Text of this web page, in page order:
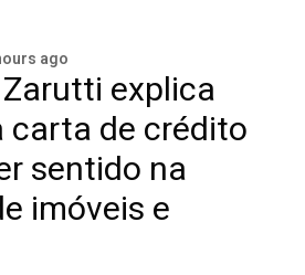
ago
explica
carta de crédito
sentido na
imóveis e